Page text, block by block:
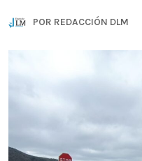
POR REDACCIÓN DLM